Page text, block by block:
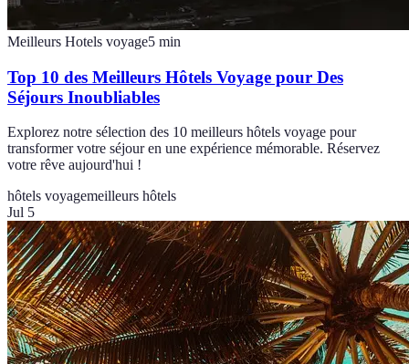
Meilleurs Hotels voyage5 min
Top 10 des Meilleurs Hôtels Voyage pour Des
Séjours Inoubliables
Explorez notre sélection des 10 meilleurs hôtels voyage pour
transformer votre séjour en une expérience mémorable. Réservez
votre rêve aujourd'hui !
hôtels voyagemeilleurs hôtels
Jul 5